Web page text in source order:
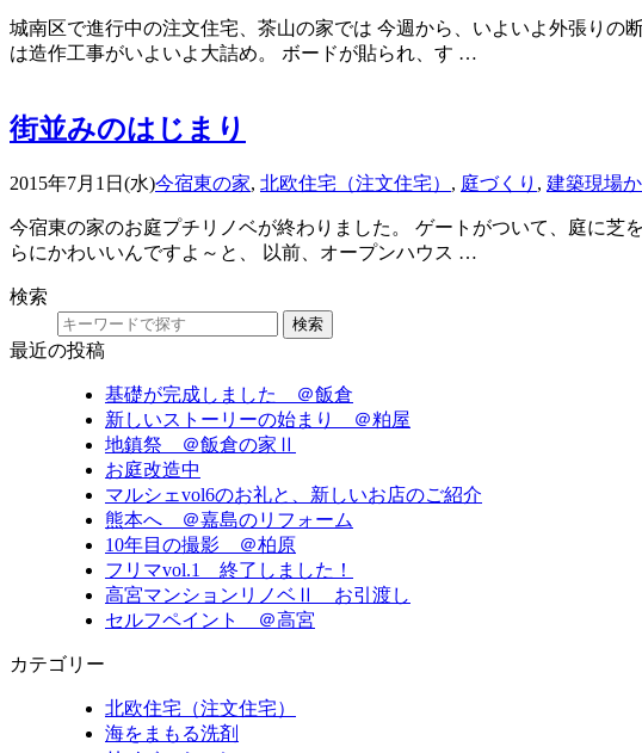
城南区で進行中の注文住宅、茶山の家では 今週から、いよいよ外張り
は造作工事がいよいよ大詰め。 ボードが貼られ、す …
街並みのはじまり
2015年7月1日(水)今宿東の家, 北欧住宅（注文住宅） , 庭づくり , 建築現場
今宿東の家のお庭プチリノベが終わりました。 ゲートがついて、庭に芝
らにかわいいんですよ～と、 以前、オープンハウス …
検索
検索
最近の投稿
基礎が完成しました ＠飯倉
新しいストーリーの始まり ＠粕屋
地鎮祭 ＠飯倉の家Ⅱ
お庭改造中
マルシェvol6のお礼と、新しいお店のご紹介
熊本へ ＠嘉島のリフォーム
10年目の撮影 ＠柏原
フリマvol.1 終了しました！
高宮マンションリノベⅡ お引渡し
セルフペイント ＠高宮
カテゴリー
北欧住宅（注文住宅）
海をまもる洗剤